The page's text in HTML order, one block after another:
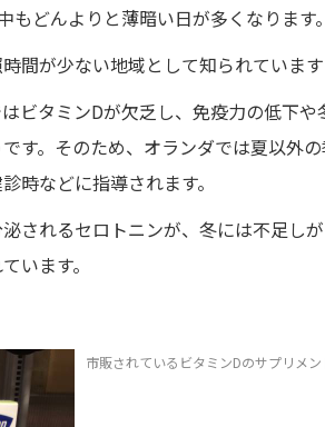
どんよりと薄暗い日が多くなります。
間が少ない地域として知られています
ビタミンDが欠乏し、免疫力の低下
す。そのため、オランダでは夏以外
時などに指導されます。
されるセロトニンが、冬には不足し
います。
市販されているビタミンDのサプリメン